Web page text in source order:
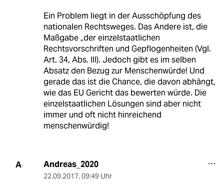
Ein Problem liegt in der Ausschöpfung des
nationalen Rechtsweges. Das Andere ist, die
Maßgabe „der einzelstaatlichen
Rechtsvorschriften und Gepflogenheiten (Vgl.
Art. 34, Abs. III). Jedoch gibt es im selben
Absatz den Bezug zur Menschenwürde! Und
gerade das ist die Chance, die davon abhängt,
wie das EU Gericht das bewerten würde. Die
einzelstaatlichen Lösungen sind aber nicht
immer und oft nicht hinreichend
menschenwürdig!
A Andreas_2020
22.09.2017, 09:49 Uhr